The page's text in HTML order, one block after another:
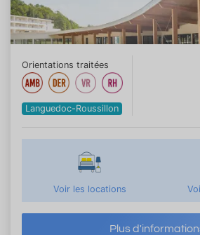
Orientations traitées
Languedoc-Roussillon
Voir les locations
Plus